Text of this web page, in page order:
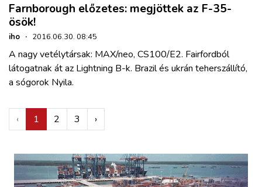
Farnborough előzetes: megjöttek az F-35-
ösök!
iho · 2016.06.30. 08:45
A nagy vetélytársak: MAX/neo, CS100/E2. Fairfordból
látogatnak át az Lightning B-k. Brazil és ukrán teherszállító,
a sógorok Nyila.
‹ 1 2 3 ›